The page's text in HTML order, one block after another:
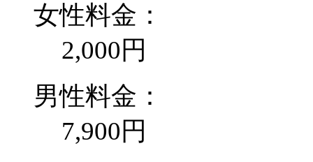
女性料金：
2,000円
男性料金：
7,900円